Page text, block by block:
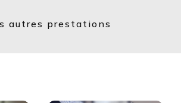
autres prestations